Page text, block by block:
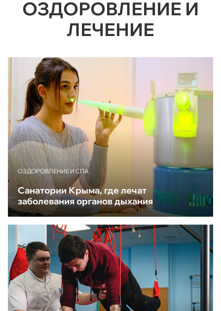
ОЗДОРОВЛЕНИЕ И
ЛЕЧЕНИЕ
ОЗДОРОВЛЕНИЕ И СПА
Санатории Крыма, где лечат
заболевания органов дыхания